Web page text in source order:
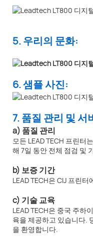
5. 우리의 문화:
6. 샘플 사진:
7. 품질 관리 및 서
a) 품질 관리
모든 LEAD TECH 프린터
해 7일 동안 전체 점검 및
b) 보증 기간
LEAD TECH은 CIJ 프린
c) 기술 교육
LEAD TECH은 중국 주하
육을 제공하고 있습니다.
을 환영합니다.